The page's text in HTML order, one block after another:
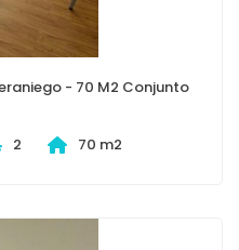
- 70 M2 Conjunto
2 70 m2